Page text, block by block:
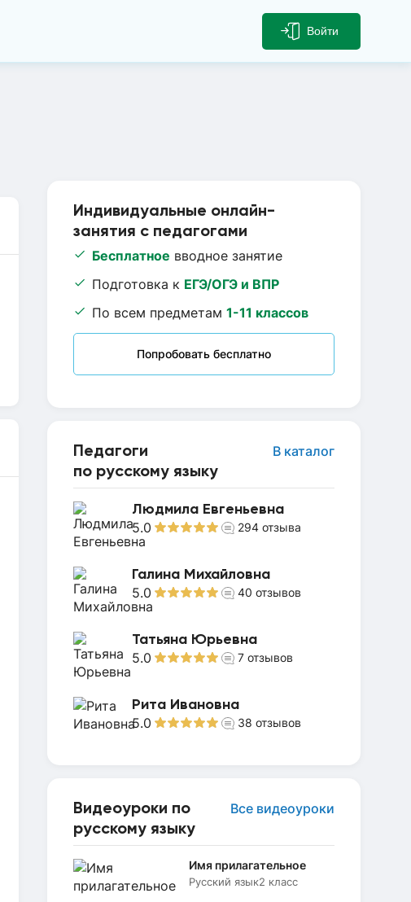
Войти
Индивидуальные онлайн-
занятия с педагогами
Бесплатное вводное занятие
Подготовка к ЕГЭ/ОГЭ и ВПР
По всем предметам 1-11 классов
Попробовать бесплатно
Педагоги
по русскому языку
В каталог
Людмила Евгеньевна
5.0 294 отзыва
Галина Михайловна
5.0 40 отзывов
Татьяна Юрьевна
5.0 7 отзывов
Рита Ивановна
5.0 38 отзывов
Видеоуроки по
русскому языку
Все видеоуроки
Имя прилагательное
Русский язык2 класс